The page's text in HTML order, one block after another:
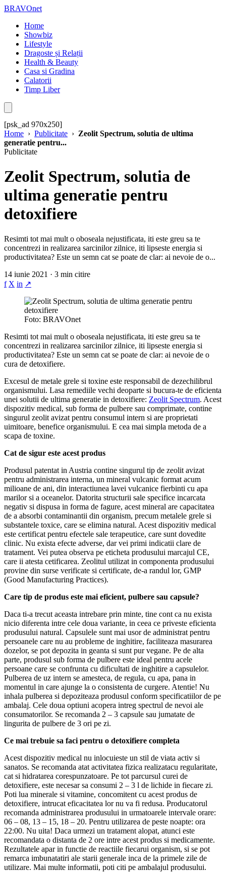
BRAVOnet
Home
Showbiz
Lifestyle
Dragoste și Relații
Health & Beauty
Casa si Gradina
Calatorii
Timp Liber
[psk_ad 970x250]
Home › Publicitate › Zeolit Spectrum, solutia de ultima
generatie pentru...
Publicitate
Zeolit Spectrum, solutia de
ultima generatie pentru
detoxifiere
Resimti tot mai mult o oboseala nejustificata, iti este greu sa te
concentrezi in realizarea sarcinilor zilnice, iti lipseste energia si
productivitatea? Este un semn cat se poate de clar: ai nevoie de o...
14 iunie 2021 · 3 min citire
f X in ↗
Foto: BRAVOnet
Resimti tot mai mult o oboseala nejustificata, iti este greu sa te
concentrezi in realizarea sarcinilor zilnice, iti lipseste energia si
productivitatea? Este un semn cat se poate de clar: ai nevoie de o
cura de detoxifiere.
Excesul de metale grele si toxine este responsabil de dezechilibrul
organismului. Lasa remediile vechi deoparte si bucura-te de eficienta
unei solutii de ultima generatie in detoxifiere: Zeolit Spectrum. Acest
dispozitiv medical, sub forma de pulbere sau comprimate, contine
singurul zeolit avizat pentru consumul intern si are proprietati
uimitoare, benefice organismului. E cea mai simpla metoda de a
scapa de toxine.
Cat de sigur este acest produs
Produsul patentat in Austria contine singurul tip de zeolit avizat
pentru administrarea interna, un mineral vulcanic format acum
milioane de ani, din interactiunea lavei vulcanice fierbinti cu apa
marilor si a oceanelor. Datorita structurii sale specifice incarcata
negativ si dispusa in forma de fagure, acest mineral are capacitatea
de a absorbi contaminantii din organism, precum metalele grele si
substantele toxice, care se elimina natural. Acest dispozitiv medical
este certificat pentru efectele sale terapeutice, care sunt dovedite
clinic. Nu exista efecte adverse, dar vei primi indicatii clare de
tratament. Vei putea observa pe eticheta produsului marcajul CE,
care ii atesta cetificarea. Zeolitul utilizat in componenta produsului
provine din surse verificate si certificate, de-a randul lor, GMP
(Good Manufacturing Practices).
Care tip de produs este mai eficient, pulbere sau capsule?
Daca ti-a trecut aceasta intrebare prin minte, tine cont ca nu exista
nicio diferenta intre cele doua variante, in ceea ce priveste eficienta
produsului natural. Capsulele sunt mai usor de administrat pentru
persoanele care nu au probleme de inghitire, faciliteaza masurarea
dozelor, se pot depozita in geanta si sunt pur vegane. Pe de alta
parte, produsul sub forma de pulbere este ideal pentru acele
persoane care se confrunta cu dificultati de inghitire a capsulelor.
Pulberea de uz intern se amesteca, de regula, cu apa, pana in
momentul in care ajunge la o consistenta de curgere. Atentie! Nu
inhala pulberea si depoziteaza produsul conform specificatiilor de pe
ambalaj. Cele doua optiuni acopera intreg spectrul de nevoi ale
consumatorilor. Se recomanda 2 – 3 capsule sau jumatate de
lingurita de pulbere de 3 ori pe zi.
Ce mai trebuie sa faci pentru o detoxifiere completa
Acest dispozitiv medical nu inlocuieste un stil de viata activ si
sanatos. Se recomanda atat activitatea fizica realizatacu regularitate,
cat si hidratarea corespunzatoare. Pe tot parcursul curei de
detoxifiere, este necesar sa consumi 2 – 3 l de lichide in fiecare zi.
Poti lua minerale si vitamine, concomitent cu acest produs de
detoxifiere, intrucat eficacitatea lor nu va fi redusa. Producatorul
recomanda administrarea produsului in urmatoarele intervale orare:
06 – 08, 13 – 15, 18 – 20. Pentru utilizarea de peste noapte: ora
22:00. Nu uita! Daca urmezi un tratament alopat, atunci este
recomandata o distanta de 2 ore intre acest produs si medicamente.
Rezultatele apar in functie de reactiile fiecarui organism, si se pot
remarca imbunatatiri ale starii generale inca de la primele zile de
utilizare. Mai multe informatii, poti citi pe ambalajul produsului.